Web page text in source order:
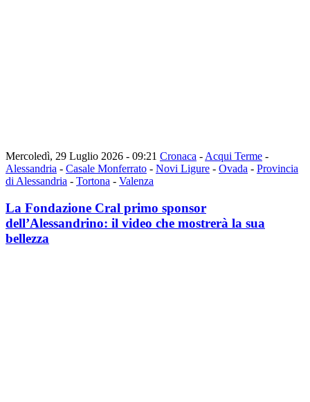
Mercoledì, 29 Luglio 2026 - 09:21 Cronaca - Acqui Terme -
Alessandria - Casale Monferrato - Novi Ligure - Ovada - Provincia
di Alessandria - Tortona - Valenza
La Fondazione Cral primo sponsor
dell’Alessandrino: il video che mostrerà la sua
bellezza